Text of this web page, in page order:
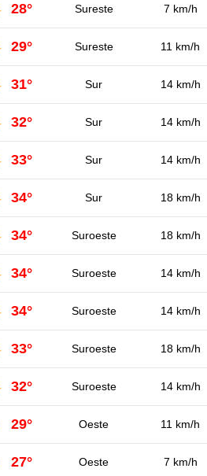
28° Sureste 7 km/h
29° Sureste 11 km/h
31° Sur 14 km/h
32° Sur 14 km/h
33° Sur 14 km/h
34° Sur 18 km/h
34° Suroeste 18 km/h
34° Suroeste 14 km/h
34° Suroeste 14 km/h
33° Suroeste 18 km/h
32° Suroeste 14 km/h
29° Oeste 11 km/h
27° Oeste 7 km/h